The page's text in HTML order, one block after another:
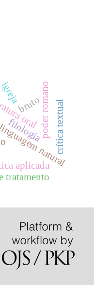
natural
oral
aplicada
brutopoder romanocrítica textual
igreja
tratamento
filologia